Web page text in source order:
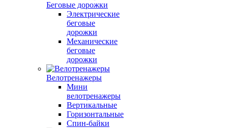
Беговые дорожки
Электрические
беговые
дорожки
Механические
беговые
дорожки
Велотренажеры
Мини
велотренажеры
Вертикальные
Горизонтальные
Спин-байки